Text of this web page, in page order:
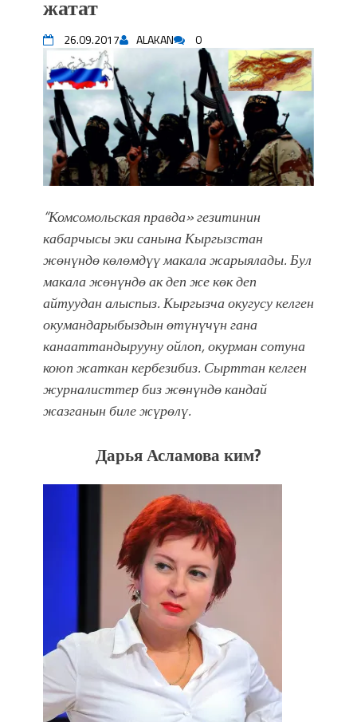
впечатляющим шоу музыкальных
Аида САЛЯНОВА: "Кыргыз шахмат
союзунун президенти болуп
шайланышым сыймык жана чоң
жоопкерчилик!"
Садыр ЖАПАРОВ: “Айтматовдой
адабият алпы чыгыш үчүн, улуу көч
уланышы үчүн журнал сөзсүз керек!”
“Китепкана түнγ-2026”: Психолог
жолугушууга келиңиз! (Дарек. Видео)
Латын арибиндеги “Чабуул”... “Ала-
Тоо” журналынын тарыхы жана
редакторлору... (Тизме. Видео)
“КАРА КЕМПИР”: ҮМҮТТҮН
ТҮБӨЛҮК СИМВОЛУ
Кыргызстандагы эң ири музыкалуу
фонтанды көрүү үчүн Royal Central
Park'ка 30 миң адам чогулду
жатат
26.09.2017 ALAKAN 0
“Комсомольская правда» гезитинин
кабарчысы эки санына Кыргызстан
жөнүндө көлөмдүү макала жарыялады. Бул
макала жөнүндө ак деп же көк деп
айтуудан алыспыз. Кыргызча окугусу келген
окумандарыбыздын өтүнүчүн гана
канааттандырууну ойлоп, окурман сотуна
коюп жаткан кербезибиз. Сырттан келген
журналисттер биз жөнүндө кандай
жазганын биле жүрөлү.
Дарья Асламова ким?